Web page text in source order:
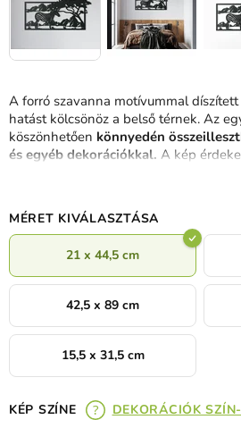
A forró szavanna motívummal
hatást kölcsönöz a belső térnek. Az
köszönhetően könnyedén
és egyéb dekorációkkal. A kép
szeretteinek, barátoknak,
MÉRET KIVÁLASZTÁSA
21 x 44,5 cm
42,5 x 89 cm
15,5 x 31,5 cm
KÉP SZÍNE DEKORÁCIÓK